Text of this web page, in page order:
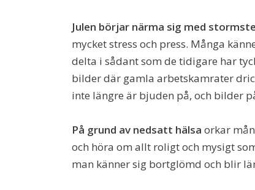
Julen börjar närma sig med
mycket stress och press. Många
delta i sådant som de tidigare har
bilder där gamla arbetskamrater
inte längre är bjuden på, och bilder
På grund av nedsatt hälsa orkar
och höra om allt roligt och mysigt
man känner sig bortglömd och blir